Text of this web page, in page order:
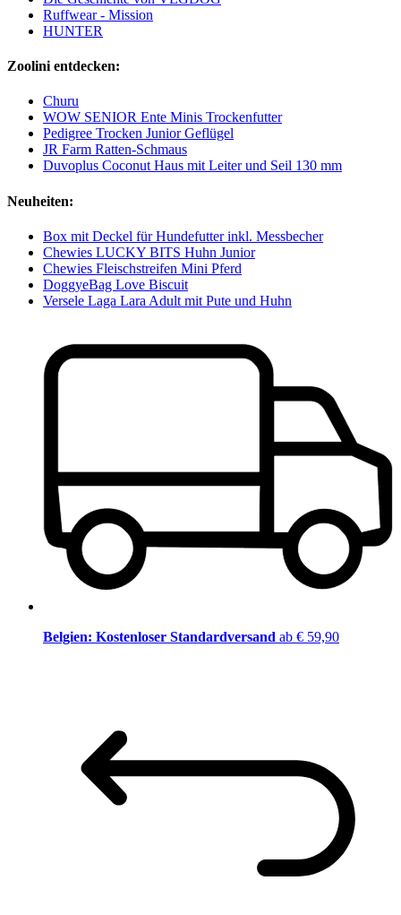
Ruffwear - Mission
HUNTER
Zoolini entdecken:
Churu
WOW SENIOR Ente Minis Trockenfutter
Pedigree Trocken Junior Geflügel
JR Farm Ratten-Schmaus
Duvoplus Coconut Haus mit Leiter und Seil 130 mm
Neuheiten:
Box mit Deckel für Hundefutter inkl. Messbecher
Chewies LUCKY BITS Huhn Junior
Chewies Fleischstreifen Mini Pferd
DoggyeBag Love Biscuit
Versele Laga Lara Adult mit Pute und Huhn
Belgien: Kostenloser Standardversand ab € 59,90